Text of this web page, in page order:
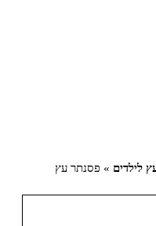
לילדים » פסנתר עץ